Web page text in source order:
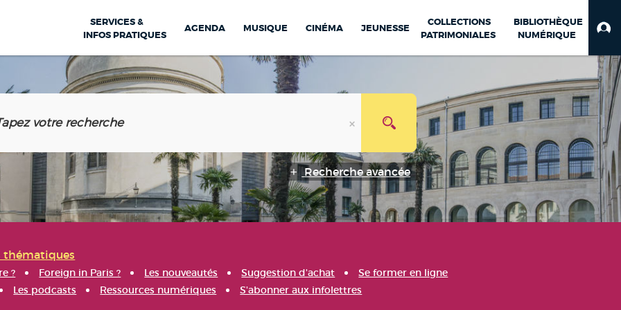
SERVICES &
INFOS PRATIQUES
AGENDA MUSIQUE CINÉMA JEUNESSE
COLLECTIONS
PATRIMONIALES
BIBLIOTHÈQUE
NUMÉRIQUE
Recherche avancée
thématiques
? Foreign in Paris ? Les nouveautés Suggestion d'achat
Se former en ligne
Les podcasts Ressources numériques S'abonner aux infolettres